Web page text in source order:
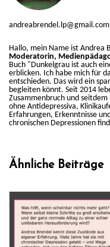
andreabrendel.lp@gmail.com
Hallo, mein Name ist Andrea
Moderatorin,
Buch "Dunkelgrau ist auch
erblicken. Ich habe mich für
entschieden. Das wird ein
begleiten könnt. Seit 2014
Zusammenbruch und
ohne Antidepressiva,
Erfahrungen, Erkenntnisse
chronischen Depressionen
Ähnliche Beiträge